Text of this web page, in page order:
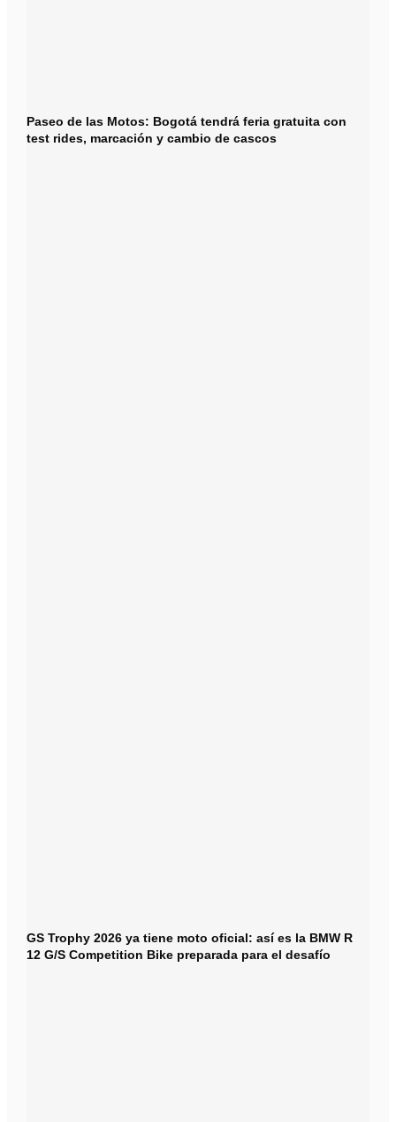
Paseo de las Motos: Bogotá tendrá feria gratuita con
test rides, marcación y cambio de cascos
GS Trophy 2026 ya tiene moto oficial: así es la BMW R
12 G/S Competition Bike preparada para el desafío